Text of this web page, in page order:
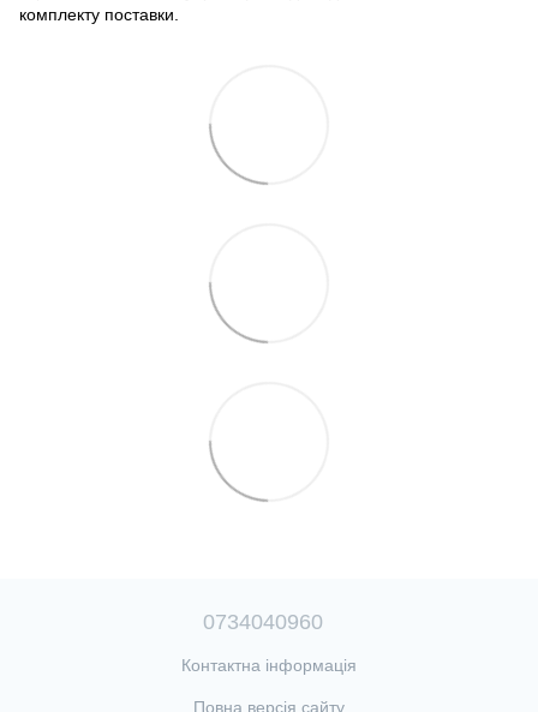
комплекту поставки.
0734040960
Контактна інформація
Повна версія сайту